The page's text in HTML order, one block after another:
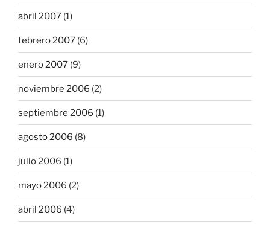
abril 2007 (1)
febrero 2007 (6)
enero 2007 (9)
noviembre 2006 (2)
septiembre 2006 (1)
agosto 2006 (8)
julio 2006 (1)
mayo 2006 (2)
abril 2006 (4)